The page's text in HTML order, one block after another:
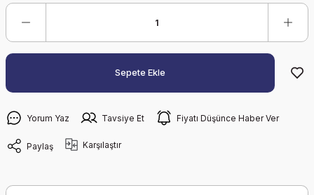
Sepete Ekle
Yorum Yaz Tavsiye Et Fiyatı Düşünce Haber Ver
Paylaş Karşılaştır